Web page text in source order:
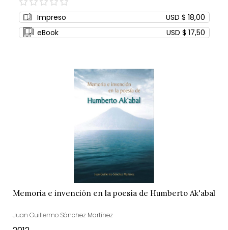
0%
Impreso
USD $ 18,00
eBook
USD $ 17,50
Memoria e invención en la poesía de Humberto Ak'abal
Juan Guillermo Sánchez Martínez